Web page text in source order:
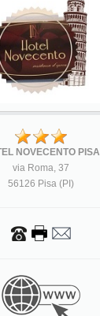
NOVECENTO PISA
via Roma, 37
56126 Pisa (PI)